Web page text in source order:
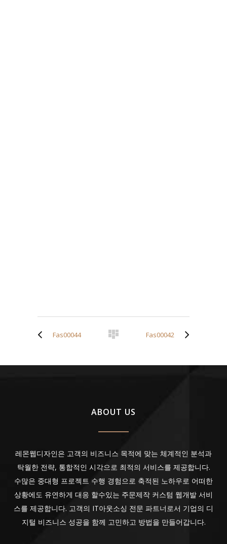
Fas00044 Fas00042
ABOUT US
레몬웹디자인은 고객의 비즈니스 목적에 맞는 체계적인 분석과
탁월한 전략, 통합적인 시각으로 최적의 서비스를 제공합니다.
수많은 중대형 프로젝트 수행 경험으로 축적된 노하우로 어떠한
상황에도 유연하게 대응 할수있는 주문제작 커스텀 웹개발 서비
스를 제공합니다. 고객의 IT아웃소싱 전문 파트너로서 기업의 디
지털 비즈니스 성공을 함께 고민하고 방법을 만들어갑니다.